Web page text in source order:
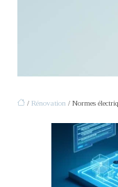
/ Rénovation / Normes